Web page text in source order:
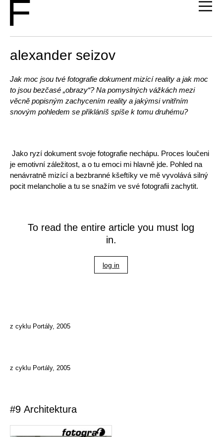
alexander seizov
Jak moc jsou tvé fotografie dokument mizící reality a jak moc
to jsou bezčasé „obrazy“? Na pomyslných vážkách mezi
věcně popisným zachycením reality a jakýmsi vnitřním
snovým pohledem se přikláníš spíše k tomu druhému?
Jako ryzí dokument svoje fotografie nechápu. Proces loučeni
je emotivní záležitost, a o tu emoci mi hlavně jde. Pohled na
nenávratně mizící a bezbranné kšeftíky ve mě vyvolává silný
pocit melancholie a tu se snažím ve své fotografii zachytit.
To read the entire article you must log
in.
log in
z cyklu Portály, 2005
z cyklu Portály, 2005
#9 Architektura